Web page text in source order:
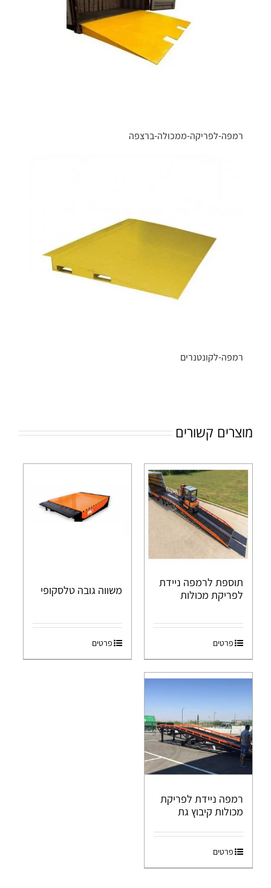
רמפה-לפריקה-ממכולה-ברצפה
רמפה-לקונטנרים
מוצרים קשורים
תוספת לרמפה ניידת
לפריקת מכולות
פרטים
משווה גובה טלסקופי
פרטים
רמפה ניידת לפריקת
מכולות קיבוץ גת
פרטים